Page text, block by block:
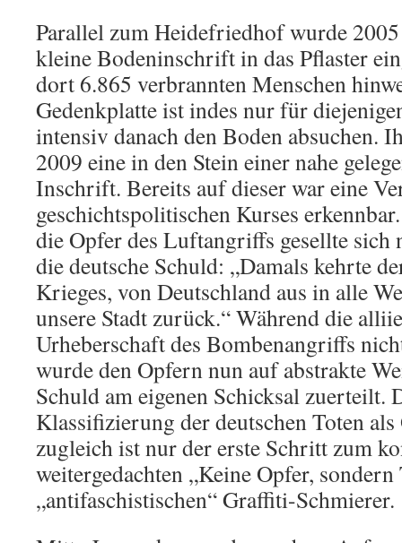
Parallel zum Heidefriedhof wurde
kleine Bodeninschrift in das Pflaster
dort 6.865 verbrannten Menschen
Gedenkplatte ist indes nur für
intensiv danach den Boden absuchen.
2009 eine in den Stein einer nahe
Inschrift. Bereits auf dieser war eine
geschichtspolitischen Kurses
die Opfer des Luftangriffs gesellte sich
die deutsche Schuld: „Damals kehrte
Krieges, von Deutschland aus in alle
unsere Stadt zurück.“ Während die
Urheberschaft des Bombenangriffs
wurde den Opfern nun auf abstrakte
Schuld am eigenen Schicksal zuerteilt.
Klassifizierung der deutschen Toten
zugleich ist nur der erste Schritt zum
weitergedachten „Keine Opfer, sondern
„antifaschistischen“ Graffiti-Schmierer.